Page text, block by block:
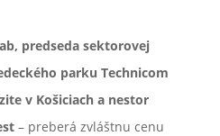
predseda sektorovej
parku Technicom
v Košiciach a nestor
– preberá zvláštnu cenu